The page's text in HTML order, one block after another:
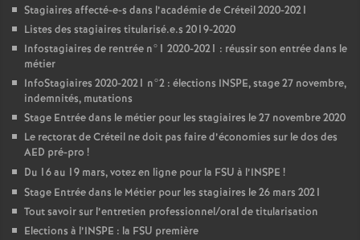
Stagiaires affecté-e-s dans l’académie de Créteil 2020-2021
Listes des stagiaires titularisé.e.s 2019-2020
Infostagiaires de rentrée n°1 2020-2021 : réussir son entrée dans le
métier
InfoStagiaires 2020-2021 n°2 : élections INSPE, stage 27 novembre,
indemnités, mutations
Stage Entrée dans le métier pour les stagiaires le 27 novembre 2020
Le rectorat de Créteil ne doit pas faire d’économies sur le dos des
AED pré-pro !
Du 16 au 19 mars, votez en ligne pour la FSU à l’INSPE !
Stage Entrée dans le Métier pour les stagiaires le 26 mars 2021
Tout savoir sur l’entretien professionnel/oral de titularisation
Elections à l’INSPE : la FSU première